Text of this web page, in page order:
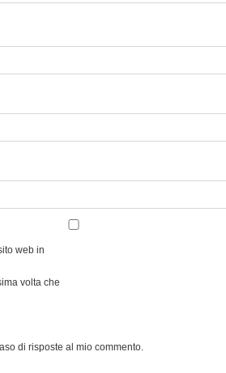
web in
volta che
di risposte al mio commento.